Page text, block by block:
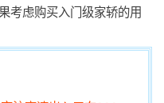
考虑购买入门级家轿的用